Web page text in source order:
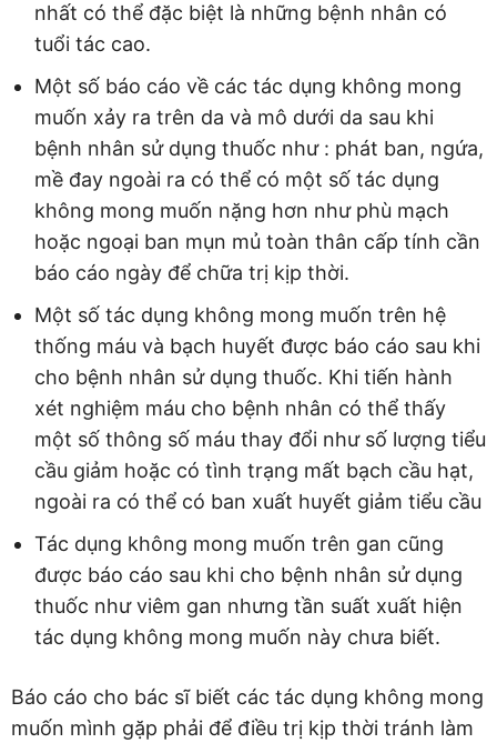
nhất có thể đặc biệt là những bệnh nhân có
tuổi tác cao.
Một số báo cáo về các tác dụng không mong
muốn xảy ra trên da và mô dưới da sau khi
bệnh nhân sử dụng thuốc như : phát ban, ngứa,
mề đay ngoài ra có thể có một số tác dụng
không mong muốn nặng hơn như phù mạch
hoặc ngoại ban mụn mủ toàn thân cấp tính cần
báo cáo ngày để chữa trị kịp thời.
Một số tác dụng không mong muốn trên hệ
thống máu và bạch huyết được báo cáo sau khi
cho bệnh nhân sử dụng thuốc. Khi tiến hành
xét nghiệm máu cho bệnh nhân có thể thấy
một số thông số máu thay đổi như số lượng tiểu
cầu giảm hoặc có tình trạng mất bạch cầu hạt,
ngoài ra có thể có ban xuất huyết giảm tiểu cầu
Tác dụng không mong muốn trên gan cũng
được báo cáo sau khi cho bệnh nhân sử dụng
thuốc như viêm gan nhưng tần suất xuất hiện
tác dụng không mong muốn này chưa biết.
Báo cáo cho bác sĩ biết các tác dụng không mong
muốn mình gặp phải để điều trị kịp thời tránh làm